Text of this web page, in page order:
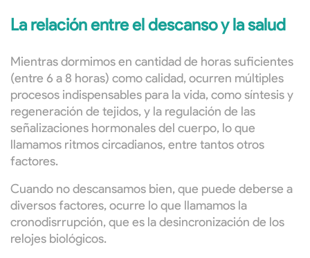
La relación entre el descanso y la salud
Mientras dormimos en cantidad de horas suficientes
(entre 6 a 8 horas) como calidad, ocurren múltiples
procesos indispensables para la vida, como síntesis y
regeneración de tejidos, y la regulación de las
señalizaciones hormonales del cuerpo, lo que
llamamos ritmos circadianos, entre tantos otros
factores.
Cuando no descansamos bien, que puede deberse a
diversos factores, ocurre lo que llamamos la
cronodisrrupción, que es la desincronización de los
relojes biológicos.